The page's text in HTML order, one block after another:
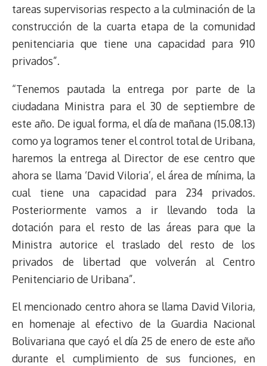
t
tareas supervisorias respecto a la culminación de la
construcción de la cuarta etapa de la comunidad
penitenciaria que tiene una capacidad para 910
privados”.
“Tenemos pautada la entrega por parte de la
ciudadana Ministra para el 30 de septiembre de
este año. De igual forma, el día de mañana (15.08.13)
como ya logramos tener el control total de Uribana,
haremos la entrega al Director de ese centro que
ahora se llama ‘David Viloria’, el área de mínima, la
cual tiene una capacidad para 234 privados.
Posteriormente vamos a ir llevando toda la
dotación para el resto de las áreas para que la
Ministra autorice el traslado del resto de los
privados de libertad que volverán al Centro
Penitenciario de Uribana”.
El mencionado centro ahora se llama David Viloria,
en homenaje al efectivo de la Guardia Nacional
Bolivariana que cayó el día 25 de enero de este año
durante el cumplimiento de sus funciones, en